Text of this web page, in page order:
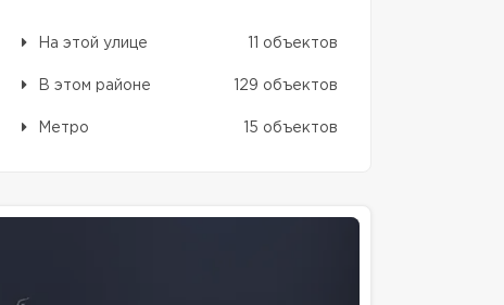
На этой улице 11 объектов
В этом районе 129 объектов
Метро 15 объектов